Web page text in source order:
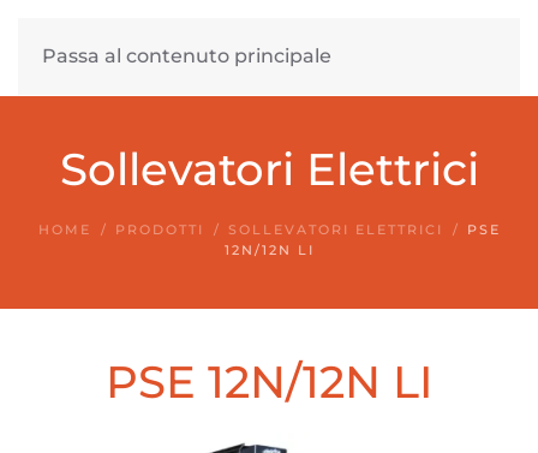
Passa al contenuto principale
Sollevatori Elettrici
HOME PRODOTTI SOLLEVATORI ELETTRICI
PSE
12N/12N LI
PSE 12N/12N LI